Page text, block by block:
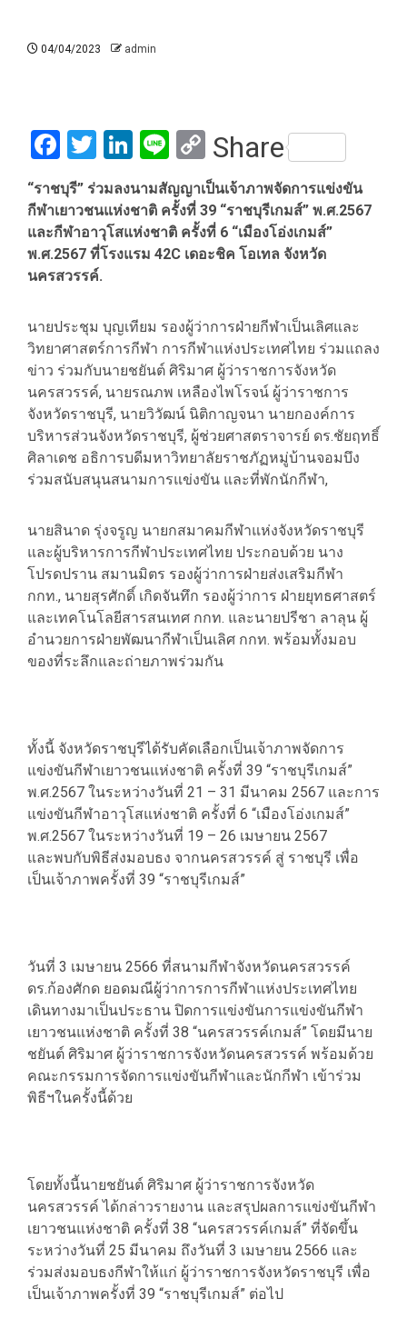
04/04/2023 admin
Facebook
Twitter
LinkedIn
LineCopy
Link
Share
“ราชบุรี” ร่วมลงนามสัญญาเป็นเจ้าภาพจัดการแข่งขัน
กีฬาเยาวชนแห่งชาติ ครั้งที่ 39 “ราชบุรีเกมส์” พ.ศ.2567
และกีฬาอาวุโสแห่งชาติ ครั้งที่ 6 “เมืองโอ่งเกมส์”
พ.ศ.2567 ที่โรงแรม 42C เดอะชิค โอเทล จังหวัด
นครสวรรค์.
นายประชุม บุญเทียม รองผู้ว่าการฝ่ายกีฬาเป็นเลิศและ
วิทยาศาสตร์การกีฬา การกีฬาแห่งประเทศไทย ร่วมแถลง
ข่าว ร่วมกับนายชยันต์ ศิริมาศ ผู้ว่าราชการจังหวัด
นครสวรรค์, นายรณภพ เหลืองไพโรจน์ ผู้ว่าราชการ
จังหวัดราชบุรี, นายวิวัฒน์ นิติกาญจนา นายกองค์การ
บริหารส่วนจังหวัดราชบุรี, ผู้ช่วยศาสตราจารย์ ดร.ชัยฤทธิ์
ศิลาเดช อธิการบดีมหาวิทยาลัยราชภัฏหมู่บ้านจอมบึง
ร่วมสนับสนุนสนามการแข่งขัน และที่พักนักกีฬา,
นายสินาด รุ่งจรูญ นายกสมาคมกีฬาแห่งจังหวัดราชบุรี
และผู้บริหารการกีฬาประเทศไทย ประกอบด้วย นาง
โปรดปราน สมานมิตร รองผู้ว่าการฝ่ายส่งเสริมกีฬา
กกท., นายสุรศักดิ์ เกิดจันทึก รองผู้ว่าการ ฝ่ายยุทธศาสตร์
และเทคโนโลยีสารสนเทศ กกท. และนายปรีชา ลาลุน ผู้
อำนวยการฝ่ายพัฒนากีฬาเป็นเลิศ กกท. พร้อมทั้งมอบ
ของที่ระลึกและถ่ายภาพร่วมกัน
ทั้งนี้ จังหวัดราชบุรีได้รับคัดเลือกเป็นเจ้าภาพจัดการ
แข่งขันกีฬาเยาวชนแห่งชาติ ครั้งที่ 39 “ราชบุรีเกมส์”
พ.ศ.2567 ในระหว่างวันที่ 21 – 31 มีนาคม 2567 และการ
แข่งขันกีฬาอาวุโสแห่งชาติ ครั้งที่ 6 “เมืองโอ่งเกมส์”
พ.ศ.2567 ในระหว่างวันที่ 19 – 26 เมษายน 2567
และพบกับพิธีส่งมอบธง จากนครสวรรค์ สู่ ราชบุรี เพื่อ
เป็นเจ้าภาพครั้งที่ 39 “ราชบุรีเกมส์”
วันที่ 3 เมษายน 2566 ที่สนามกีฬาจังหวัดนครสวรรค์
ดร.ก้องศักด ยอดมณีผู้ว่าการการกีฬาแห่งประเทศไทย
เดินทางมาเป็นประธาน ปิดการแข่งขันการแข่งขันกีฬา
เยาวชนแห่งชาติ ครั้งที่ 38 “นครสวรรค์เกมส์” โดยมีนาย
ชยันต์ ศิริมาศ ผู้ว่าราชการจังหวัดนครสวรรค์ พร้อมด้วย
คณะกรรมการจัดการแข่งขันกีฬาและนักกีฬา เข้าร่วม
พิธีฯในครั้งนี้ด้วย
โดยทั้งนี้นายชยันต์ ศิริมาศ ผู้ว่าราชการจังหวัด
นครสวรรค์ ได้กล่าวรายงาน และสรุปผลการแข่งขันกีฬา
เยาวชนแห่งชาติ ครั้งที่ 38 “นครสวรรค์เกมส์” ที่จัดขึ้น
ระหว่างวันที่ 25 มีนาคม ถึงวันที่ 3 เมษายน 2566 และ
ร่วมส่งมอบธงกีฬาให้แก่ ผู้ว่าราชการจังหวัดราชบุรี เพื่อ
เป็นเจ้าภาพครั้งที่ 39 “ราชบุรีเกมส์” ต่อไป